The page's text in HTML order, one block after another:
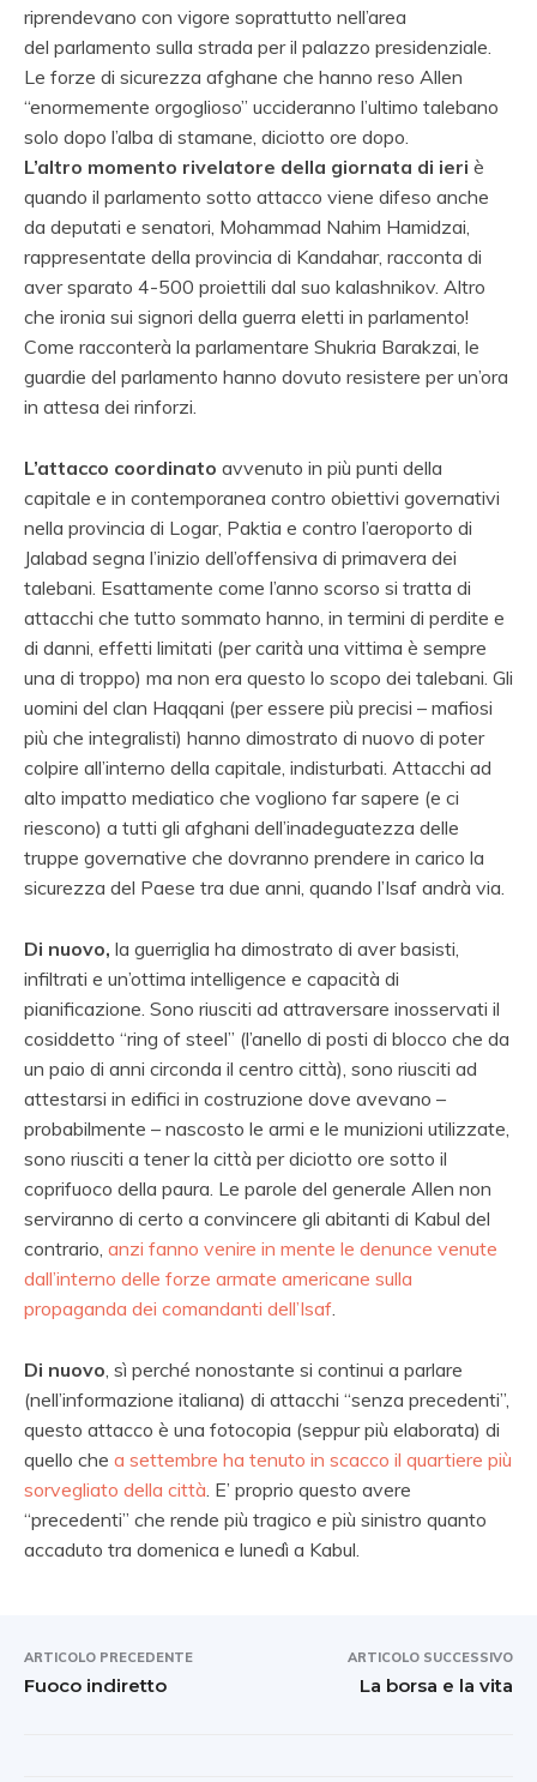
riprendevano con vigore soprattutto nell’area
del parlamento sulla strada per il palazzo presidenziale.
Le forze di sicurezza afghane che hanno reso Allen
“enormemente orgoglioso” uccideranno l’ultimo talebano
solo dopo l’alba di stamane, diciotto ore dopo.
L’altro momento rivelatore della giornata di ieri è
quando il parlamento sotto attacco viene difeso anche
da deputati e senatori, Mohammad Nahim Hamidzai,
rappresentate della provincia di Kandahar, racconta di
aver sparato 4-500 proiettili dal suo kalashnikov. Altro
che ironia sui signori della guerra eletti in parlamento!
Come racconterà la parlamentare Shukria Barakzai, le
guardie del parlamento hanno dovuto resistere per un’ora
in attesa dei rinforzi.
L’attacco coordinato avvenuto in più punti della
capitale e in contemporanea contro obiettivi governativi
nella provincia di Logar, Paktia e contro l’aeroporto di
Jalabad segna l’inizio dell’offensiva di primavera dei
talebani. Esattamente come l’anno scorso si tratta di
attacchi che tutto sommato hanno, in termini di perdite e
di danni, effetti limitati (per carità una vittima è sempre
una di troppo) ma non era questo lo scopo dei talebani. Gli
uomini del clan Haqqani (per essere più precisi – mafiosi
più che integralisti) hanno dimostrato di nuovo di poter
colpire all’interno della capitale, indisturbati. Attacchi ad
alto impatto mediatico che vogliono far sapere (e ci
riescono) a tutti gli afghani dell’inadeguatezza delle
truppe governative che dovranno prendere in carico la
sicurezza del Paese tra due anni, quando l’Isaf andrà via.
Di nuovo, la guerriglia ha dimostrato di aver basisti,
infiltrati e un’ottima intelligence e capacità di
pianificazione. Sono riusciti ad attraversare inosservati il
cosiddetto “ring of steel” (l’anello di posti di blocco che da
un paio di anni circonda il centro città), sono riusciti ad
attestarsi in edifici in costruzione dove avevano –
probabilmente – nascosto le armi e le munizioni utilizzate,
sono riusciti a tener la città per diciotto ore sotto il
coprifuoco della paura. Le parole del generale Allen non
serviranno di certo a convincere gli abitanti di Kabul del
contrario, anzi fanno venire in mente le denunce venute
dall’interno delle forze armate americane sulla
propaganda dei comandanti dell’Isaf
Di nuovo , sì perché nonostante si continui a parlare
(nell’informazione italiana) di attacchi “senza precedenti”,
questo attacco è una fotocopia (seppur più elaborata) di
quello che a settembre ha tenuto in scacco il quartiere più
sorvegliato della città . E’ proprio questo avere
“precedenti” che rende più tragico e più sinistro quanto
accaduto tra domenica e lunedì a Kabul.
ARTICOLO PRECEDENTE
Fuoco indiretto
ARTICOLO SUCCESSIVO
La borsa e la vita